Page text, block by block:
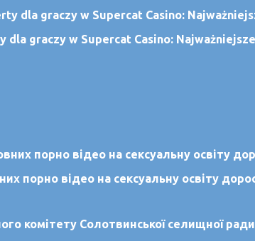
dla graczy w Supercat Casino:
порно відео на сексуальну освіту